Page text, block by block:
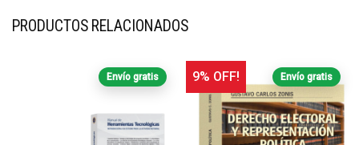
PRODUCTOS RELACIONADOS
Envío gratis Envío gratis
9% OFF!